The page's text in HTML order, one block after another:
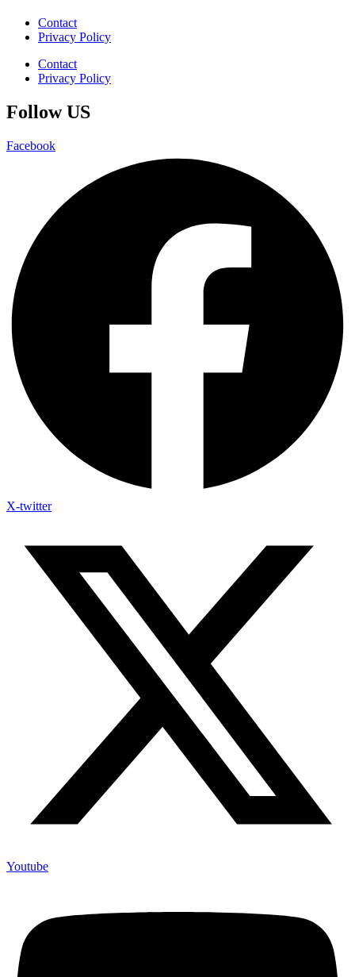
Contact
Privacy Policy
Contact
Privacy Policy
Follow US
Facebook
X-twitter
Youtube